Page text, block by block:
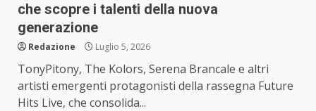
che scopre i talenti della nuova
generazione
Redazione Luglio 5, 2026
TonyPitony, The Kolors, Serena Brancale e altri
artisti emergenti protagonisti della rassegna Future
Hits Live, che consolida...